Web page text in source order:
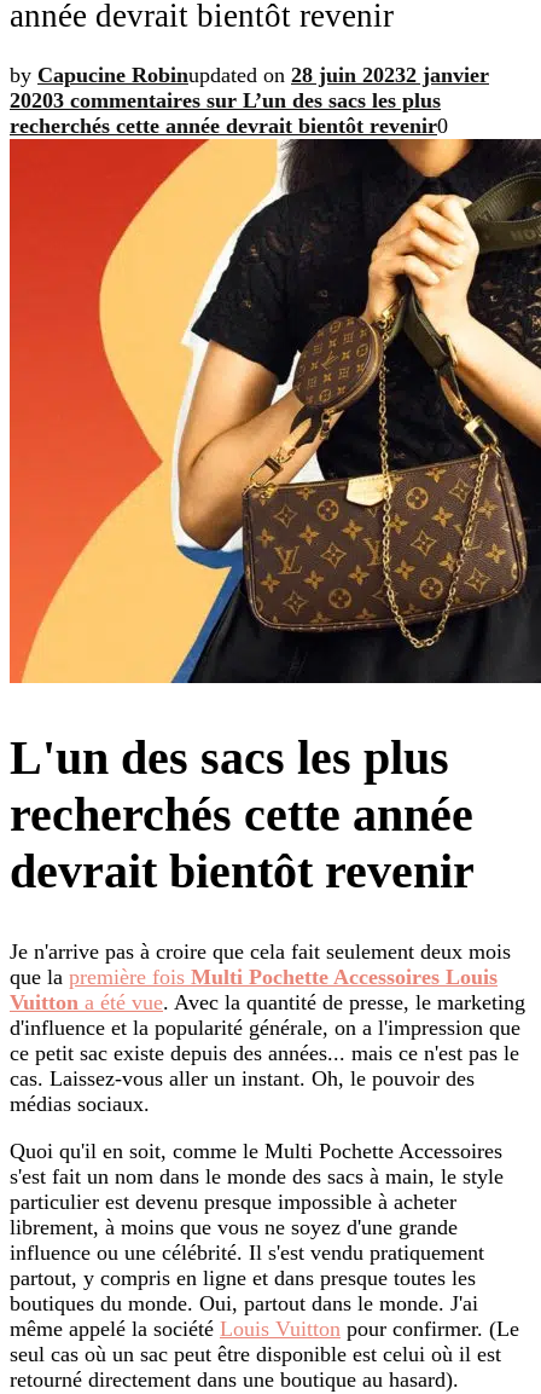
année devrait bientôt revenir
by Capucine Robinupdated on 28 juin 20232 janvier
20203 commentaires sur L’un des sacs les plus
recherchés cette année devrait bientôt revenir0
L'un des sacs les plus
recherchés cette année
devrait bientôt revenir
Je n'arrive pas à croire que cela fait seulement deux mois
que la première fois Multi Pochette Accessoires Louis
Vuitton a été vue. Avec la quantité de presse, le marketing
d'influence et la popularité générale, on a l'impression que
ce petit sac existe depuis des années... mais ce n'est pas le
cas. Laissez-vous aller un instant. Oh, le pouvoir des
médias sociaux.
Quoi qu'il en soit, comme le Multi Pochette Accessoires
s'est fait un nom dans le monde des sacs à main, le style
particulier est devenu presque impossible à acheter
librement, à moins que vous ne soyez d'une grande
influence ou une célébrité. Il s'est vendu pratiquement
partout, y compris en ligne et dans presque toutes les
boutiques du monde. Oui, partout dans le monde. J'ai
même appelé la société Louis Vuitton pour confirmer. (Le
seul cas où un sac peut être disponible est celui où il est
retourné directement dans une boutique au hasard).